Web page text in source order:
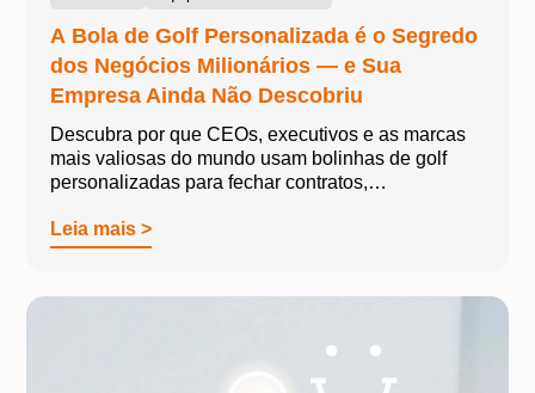
A Bola de Golf Personalizada é o Segredo
dos Negócios Milionários — e Sua
Empresa Ainda Não Descobriu
Descubra por que CEOs, executivos e as marcas
mais valiosas do mundo usam bolinhas de golf
personalizadas para fechar contratos,…
Leia mais >